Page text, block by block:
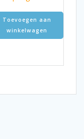
Toevoegen aan
winkelwagen